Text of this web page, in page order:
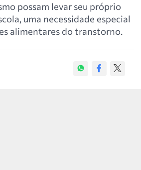
possam levar seu próprio
uma necessidade especial
alimentares do transtorno.